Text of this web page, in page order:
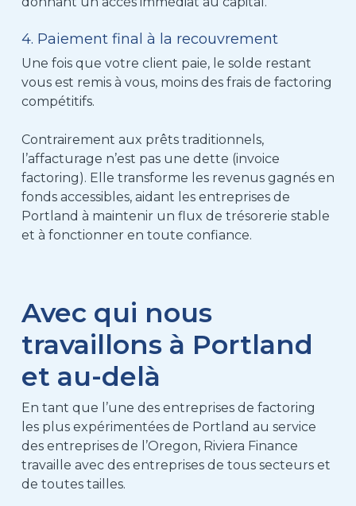
4. Paiement final à la recouvrement
Une fois que votre client paie, le solde restant
vous est remis à vous, moins des frais de factoring
compétitifs.
Contrairement aux prêts traditionnels,
l’affacturage n’est pas une dette (invoice
factoring). Elle transforme les revenus gagnés en
fonds accessibles, aidant les entreprises de
Portland à maintenir un flux de trésorerie stable
et à fonctionner en toute confiance.
Avec qui nous
travaillons à Portland
et au-delà
En tant que l’une des entreprises de factoring
les plus expérimentées de Portland au service
des entreprises de l’Oregon, Riviera Finance
travaille avec des entreprises de tous secteurs et
de toutes tailles.